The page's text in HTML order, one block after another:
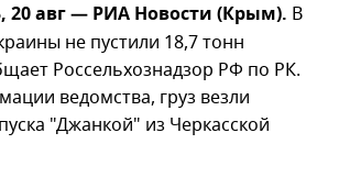
авг — РИА Новости (Крым). В
не пустили 18,7 тонн
Россельхознадзор РФ по РК.
ведомства, груз везли
"Джанкой" из Черкасской